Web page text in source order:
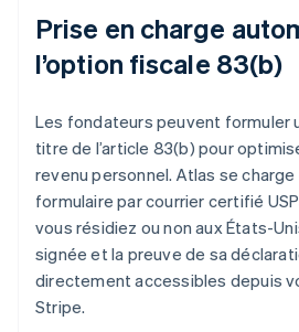
Prise en charge
l’option fiscale 83(b)
Les fondateurs peuvent formuler
titre de l’article 83(b) pour
revenu personnel. Atlas se
formulaire par courrier certifié
vous résidiez ou non aux États-
signée et la preuve de sa
directement accessibles depuis
Stripe.